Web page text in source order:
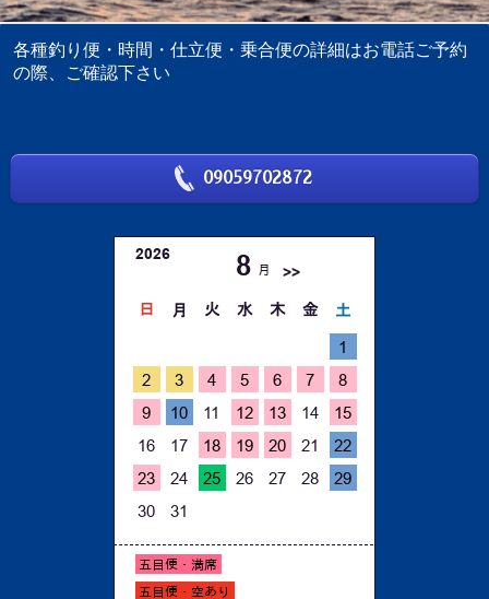
各種釣り便・時間・仕立便・乗合便の詳細はお電話ご予約
の際、ご確認下さい
09059702872